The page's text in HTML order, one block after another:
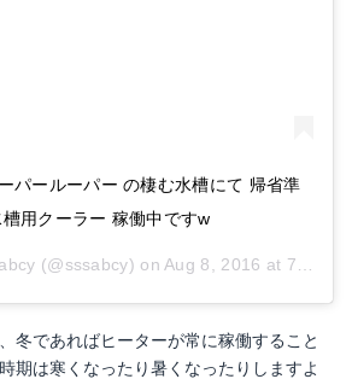
コトブキ（KOTOBUKI）スポットファン204【水槽用スポットファン/水温/気化熱/冷却用品】【コトブキ/KOTOBUKI/寿工芸】【夏場/水温上昇対策】【魚用品/アクアリウム/観賞魚用品/水槽】
る
パールーパー の棲む水槽にて 帰省準
用クーラー 稼働中ですw
(@sssabcy) on Aug 8, 2016 at 7:23pm PDT
冬であればヒーターが常に稼働すること
期は寒くなったり暑くなったりしますよ